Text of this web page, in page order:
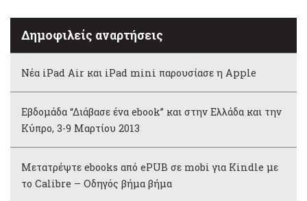
Δημοφιλείς αναρτήσεις
Νέα iPad Air και iPad mini παρουσίασε η Apple
Εβδομάδα “Διάβασε ένα ebook” και στην Ελλάδα και την
Κύπρο, 3-9 Μαρτίου 2013
Μετατρέψτε ebooks από ePUB σε mobi για Kindle με
το Calibre – Οδηγός βήμα βήμα